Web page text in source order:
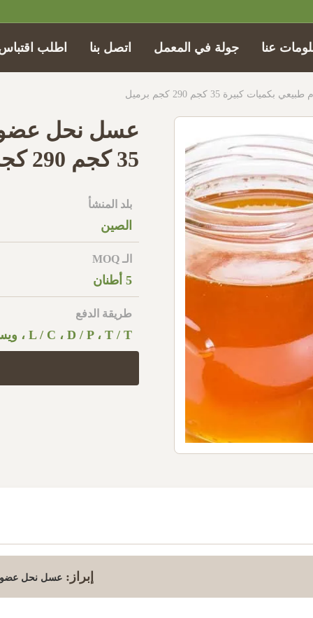
عنا جولة في المعمل اتصل بنا اطلب
كبيرة 35 كجم 290 كجم برميل
عسل نحل
35 كجم 290 كجم برميل
بلد المنشأ
الصين
الـ MOQ
5 أطنان
طريقة الدفع
L / C ، D / P ، T / T ، ويسترن يونيون
إبراز: عسل نحل عضوي